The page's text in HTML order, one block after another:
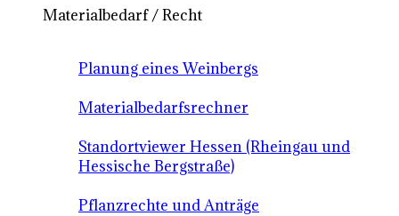
Materialbedarf / Recht
Planung eines Weinbergs
Materialbedarfsrechner
Standortviewer Hessen (Rheingau und
Hessische Bergstraße)
Pflanzrechte und Anträge